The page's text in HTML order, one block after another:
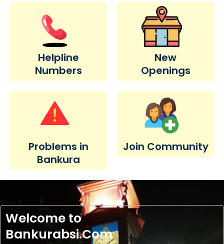
Helpline
Numbers
New
Openings
Problems in
Bankura
Join Community
Welcome to
Bankurabsi.Com